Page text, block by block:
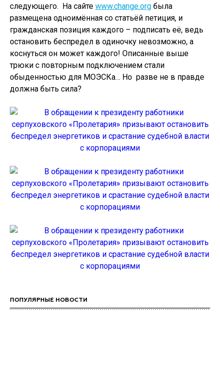
следующего. На сайте www.change.org была
размещена одноимённая со статьёй петиция, и
гражданская позиция каждого – подписать её, ведь
остановить беспредел в одиночку невозможно, а
коснуться он может каждого! Описанные выше
трюки с повторным подключением стали
обыденностью для МОЭСКа… Но разве не в правде
должна быть сила?
ПОПУЛЯРНЫЕ НОВОСТИ